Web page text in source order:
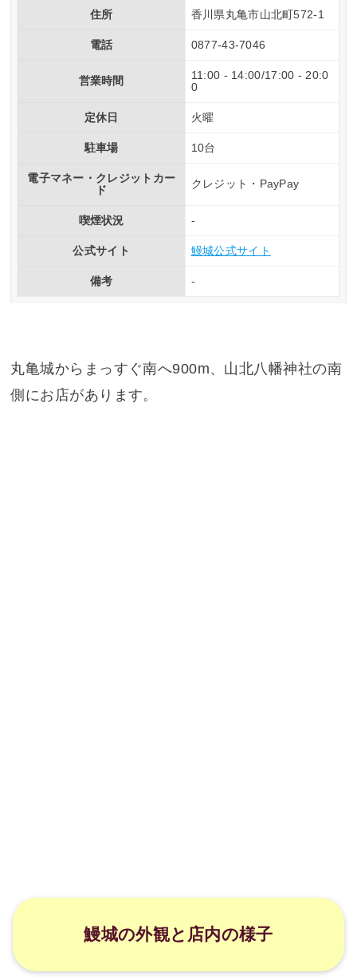
住所 香川県丸亀市山北町572-1
電話 0877-43-7046
営業時間
11:00 - 14:00/17:00 - 20:0
0
定休日 火曜
駐車場 10台
電子マネー・クレジットカー
ド
クレジット・PayPay
喫煙状況 -
公式サイト 鰻城公式サイト
備考 -
丸亀城からまっすぐ南へ900m、山北八幡神社の南
側にお店があります。
鰻城の外観と店内の様子